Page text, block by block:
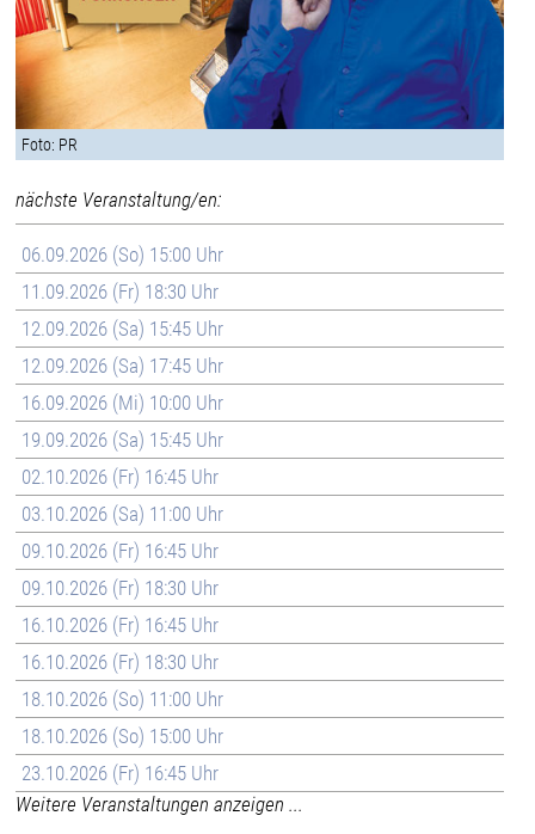
Foto: PR
nächste Veranstaltung/en:
06.09.2026 (So) 15:00 Uhr
11.09.2026 (Fr) 18:30 Uhr
12.09.2026 (Sa) 15:45 Uhr
12.09.2026 (Sa) 17:45 Uhr
16.09.2026 (Mi) 10:00 Uhr
19.09.2026 (Sa) 15:45 Uhr
02.10.2026 (Fr) 16:45 Uhr
03.10.2026 (Sa) 11:00 Uhr
09.10.2026 (Fr) 16:45 Uhr
09.10.2026 (Fr) 18:30 Uhr
16.10.2026 (Fr) 16:45 Uhr
16.10.2026 (Fr) 18:30 Uhr
18.10.2026 (So) 11:00 Uhr
18.10.2026 (So) 15:00 Uhr
23.10.2026 (Fr) 16:45 Uhr
Weitere Veranstaltungen anzeigen ...